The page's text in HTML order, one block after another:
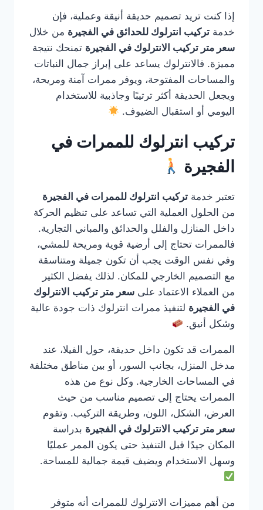
إذا كنت تريد تصميم حديقة أنيقة وعملية، فإن
خدمة تركيب انترلوك للحدائق في الفجيرة من خلال
سعر متر تركيب الانترلوك في الفجيرة تمنحك نتيجة
مميزة. فالانترلوك يساعد على إبراز جمال النباتات
والمساحات المفتوحة، ويوفر ممرات آمنة ومريحة،
ويجعل الحديقة أكثر ترتيبًا وجاذبية للاستخدام
اليومي أو استقبال الضيوف.
تركيب انترلوك للممرات في
الفجيرة
تعتبر خدمة تركيب انترلوك للممرات في الفجيرة
من الحلول العملية التي تساعد على تنظيم الحركة
داخل المنازل والفلل والحدائق والمباني التجارية.
فالممرات تحتاج إلى أرضية قوية ومريحة للمشي،
وفي نفس الوقت يجب أن تكون جميلة ومتناسقة
مع التصميم الخارجي للمكان. لذلك يفضل الكثير
من العملاء الاعتماد على سعر متر تركيب الانترلوك
في الفجيرة لتنفيذ ممرات انترلوك ذات جودة عالية
وشكل أنيق.
الممرات قد تكون داخل حديقة، حول الفيلا، عند
مدخل المنزل، بجانب السور، أو بين مناطق مختلفة
في المساحات الخارجية. وكل نوع من هذه
الممرات يحتاج إلى تصميم مناسب من حيث
العرض، الشكل، اللون، وطريقة التركيب. وتقوم
سعر متر تركيب الانترلوك في الفجيرة بدراسة
المكان جيدًا قبل التنفيذ حتى يكون الممر عمليًا
وسهل الاستخدام ويضيف قيمة جمالية للمساحة.
من أهم مميزات الانترلوك للممرات أنه متوفر